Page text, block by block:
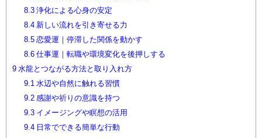
8.3浄化による心身の安定
8.4新しい流れを引き寄せる力
8.5恋愛運｜停滞した関係を動かす
8.6仕事運｜転職や環境変化を後押しする
9 水龍とつながる方法と取り入れ方
9.1 水辺や自然に触れる習慣
9.2感謝や祈りの意識を持つ
9.3イメージングや瞑想の活用
9.4日常でできる簡単な行動